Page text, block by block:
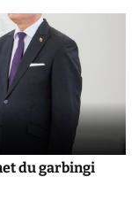
du garbingi